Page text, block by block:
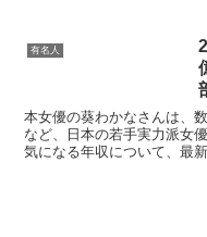
有名人
本女優の葵わかなさんは、
など、日本の若手実力派女
気になる年収について、最